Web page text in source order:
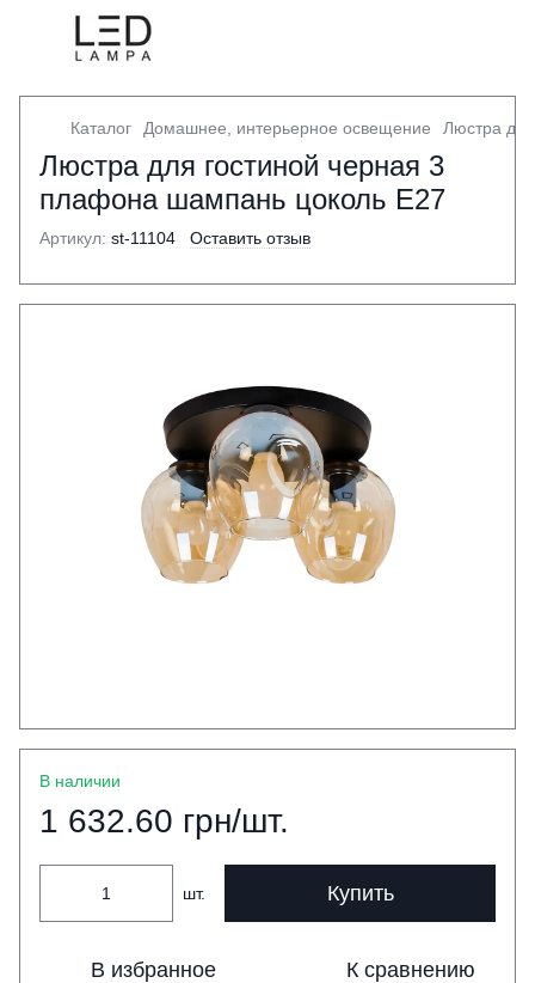
Каталог Домашнее, интерьерное освещение Люстра
Люстра для гостиной черная 3
плафона шампань цоколь E27
Артикул: st-11104 Оставить отзыв
В наличии
1 632.60 грн/шт.
шт. Купить
В избранное К сравнению